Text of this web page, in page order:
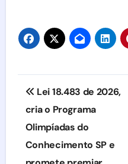
Navegação
de
Post
Lei 18.483 de 2026,
cria o Programa
Olimpíadas do
Conhecimento SP e